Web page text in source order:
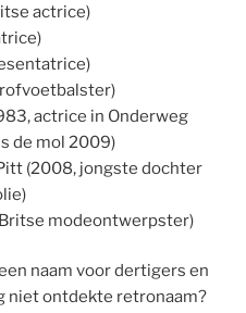
actrice)
actrice in Onderweg
de mol 2009)
(2008, jongste dochter
modeontwerpster)
naam voor dertigers en
niet ontdekte retronaam?